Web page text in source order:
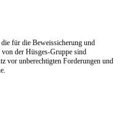
für die Beweissicherung und
der Hüsges-Gruppe sind
vor unberechtigten Forderungen und